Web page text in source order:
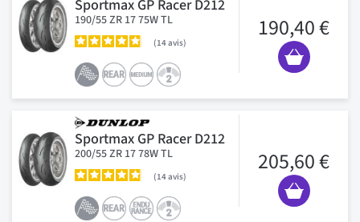
Sportmax GP Racer D212
190/55 ZR 17 75W TL
14avis
190,40 €
Sportmax GP Racer D212
200/55 ZR 17 78W TL
14avis
205,60 €